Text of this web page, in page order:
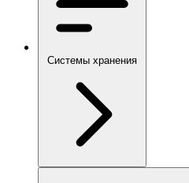
Системы хранения